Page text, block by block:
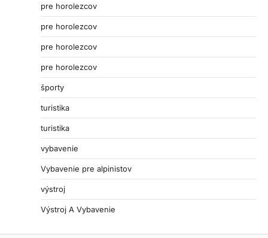
pre horolezcov
pre horolezcov
pre horolezcov
pre horolezcov
športy
turistika
turistika
vybavenie
Vybavenie pre alpinistov
výstroj
Výstroj A Vybavenie